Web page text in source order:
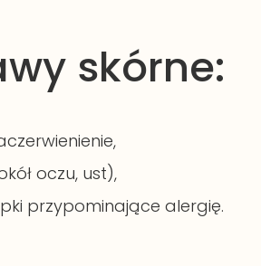
skórne:
oczu, ust),
przypominające alergię.